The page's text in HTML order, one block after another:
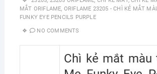
MẮT ORIFLAME, ORIFLAME 23205 - CHÌ KẺ MẮT
FUNKY EYE PENCILS PURPLE
NO COMMENTS
Chì kẻ mắt màu